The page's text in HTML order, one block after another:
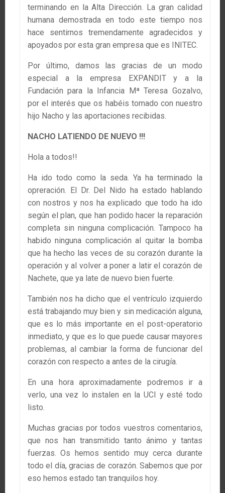
terminando en la Alta Dirección. La gran calidad
humana demostrada en todo este tiempo nos
hace sentirnos tremendamente agradecidos y
apoyados por esta gran empresa que es INITEC.
Por último, damos las gracias de un modo
especial a la empresa EXPANDIT y a la
Fundación para la Infancia Mª Teresa Gozalvo,
por el interés que os habéis tomado con nuestro
hijo Nacho y las aportaciones recibidas.
NACHO LATIENDO DE NUEVO !!!
Hola a todos!!
Ha ido todo como la seda. Ya ha terminado la
opreración. El Dr. Del Nido ha estado hablando
con nostros y nos ha explicado que todo ha ido
según el plan, que han podido hacer la reparación
completa sin ninguna complicación. Tampoco ha
habido ninguna complicación al quitar la bomba
que ha hecho las veces de su corazón durante la
operación y al volver a poner a latir el corazón de
Nachete, que ya late de nuevo bien fuerte.
También nos ha dicho que el ventrículo izquierdo
está trabajando muy bien y sin medicación alguna,
que es lo más importante en el post-operatorio
inmediato, y que es lo que puede causar mayores
problemas, al cambiar la forma de funcionar del
corazón con respecto a antes de la cirugía.
En una hora aproximadamente podremos ir a
verlo, una vez lo instalen en la UCI y esté todo
listo.
Muchas gracias por todos vuestros comentarios,
que nos han transmitido tanto ánimo y tantas
fuerzas. Os hemos sentido muy cerca durante
todo el día, gracias de corazón. Sabemos que por
eso hemos estado tan tranquilos hoy.